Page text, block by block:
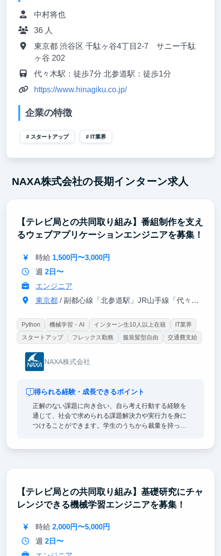
中村将也
36 人
東京都 渋谷区 千駄ヶ谷4丁目2-7 サニー千駄
ヶ谷 202
代々木駅：徒歩7分 北参道駅：徒歩1分
https://www.hinagiku.co.jp/
企業の特徴
スタートアップ IT業界
NAXA株式会社の長期インターン求人
【テレビ局との共同取り組み】番組制作を支え
るウェブアプリケーションエンジニアを募集！
時給 1,500円〜3,000円
週 2日〜
エンジニア
東京都/ 副都心線「北参道駅」JR山手線「代々木駅」
Python 機械学習・AI インターン生10人以上在籍
IT業界
スタートアップ
フレックス勤務 服装髪型自由 交通費支給
NAXA株式会社
得られる経験・成長できるポイント
正解のない課題に向き合い、自ら考え行動する経験を
通じて、社会で求められる課題解決力や実行力を身に
つけることができます。学生のうちから裁量を持って
【テレビ局との共同取り組み】基礎研究にチャ
レンジできる機械学習エンジニアを募集！
時給 2,000円〜5,000円
週 2日〜